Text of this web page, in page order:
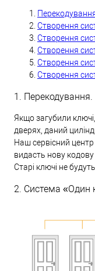
Створення
Створення
Створення
Створення
Створення
1. Перекодування.
Якщо загубили
дверях, даний
Наш сервісний центр
видасть нову
Старі ключі не
2. Система «Один